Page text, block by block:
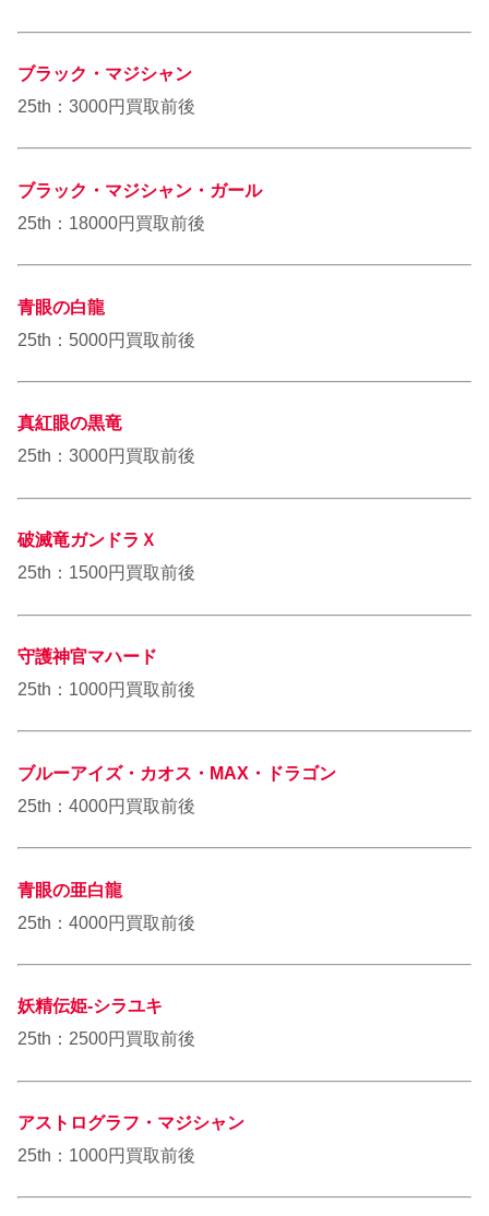
ブラック・マジシャン
25th：3000円買取前後
ブラック・マジシャン・ガール
25th：18000円買取前後
青眼の白龍
25th：5000円買取前後
真紅眼の黒竜
25th：3000円買取前後
破滅竜ガンドラＸ
25th：1500円買取前後
守護神官マハード
25th：1000円買取前後
ブルーアイズ・カオス・MAX・ドラゴン
25th：4000円買取前後
青眼の亜白龍
25th：4000円買取前後
妖精伝姫-シラユキ
25th：2500円買取前後
アストログラフ・マジシャン
25th：1000円買取前後